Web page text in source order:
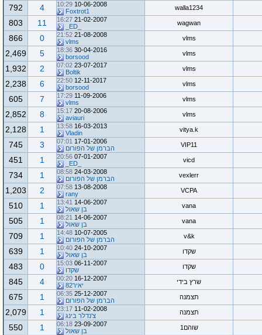
walla1234
10-06-2008
10:29
Foxtrot1
4
792
wagwan
21-02-2007
16:27
11
803
vlms
21-08-2008
21:52
vlms
0
866
vlms
30-04-2016
18:36
borsood
5
2,469
vlms
23-07-2017
07:02
Boltik
2
1,932
vlms
12-11-2017
22:50
borsood
6
2,238
vlms
11-09-2006
17:29
vlms
7
605
vlms
20-08-2006
15:17
aviauri
8
2,852
vitya.k
16-03-2013
13:58
Vladin
1
2,128
VIP11
17-01-2006
07:01
הברמן של הפורום
3
745
vicd
07-01-2007
20:56
1
451
vexlerr
24-03-2008
08:58
הברמן של הפורום
1
734
VCPA
13-08-2008
07:58
rany
2
1,203
vana
14-06-2007
13:41
בן שאול
1
510
vana
14-06-2007
08:21
בן שאול
1
505
v&k
10-07-2005
14:48
הברמן של הפורום
1
709
שקדו 24-10-2007
10:40
בן שאול
1
639
שקדו 06-11-2007
15:03
שקדו
0
483
שרץ בידי 16-12-2007
00:20
יאיר82
4
845
תצמנה 25-12-2007
06:35
הברמן של הפורום
1
675
תצמנה 11-02-2008
23:17
צ'נדלר בינג
1
2,079
שוהם1 23-09-2007
06:18
בן שאול
1
550